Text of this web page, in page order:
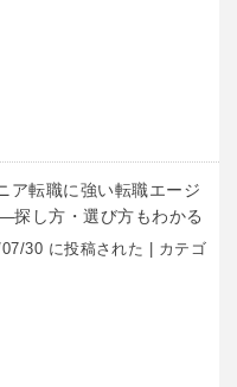
ア転職に強い転職エージ
探し方・選び方もわかる
30 に投稿された
カテゴ